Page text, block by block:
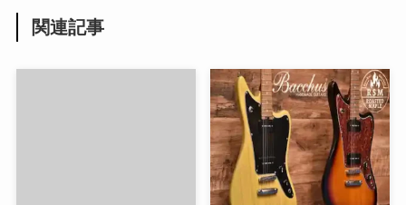
関連記事